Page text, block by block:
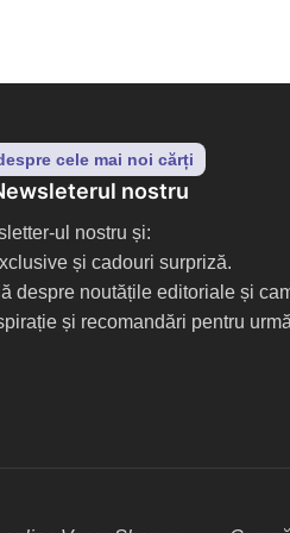
cele mai noi cărți
nostru
ul nostru și:
și cadouri surpriză.
despre noutățile editoriale și
și recomandări pentru